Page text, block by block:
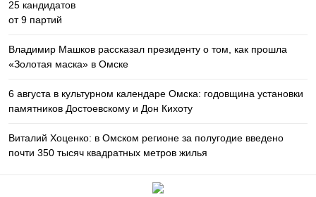
Владимир Машков рассказал президенту о том, как прошла
«Золотая маска» в Омске
6 августа в культурном календаре Омска: годовщина установки
памятников Достоевскому и Дон Кихоту
Виталий Хоценко: в Омском регионе за полугодие введено
почти 350 тысяч квадратных метров жилья